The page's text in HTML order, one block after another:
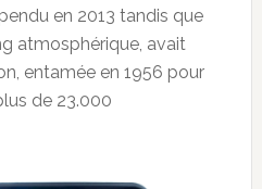
en 2013 tandis que
atmosphérique, avait
entamée en 1956 pour
de 23.000